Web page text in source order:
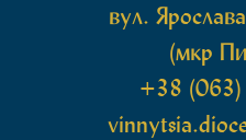
вул.
(мкр
+38